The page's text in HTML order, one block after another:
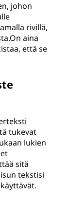
johon
rivillä,
aina
että se
tukevat
lukien
sitä
tekstisi